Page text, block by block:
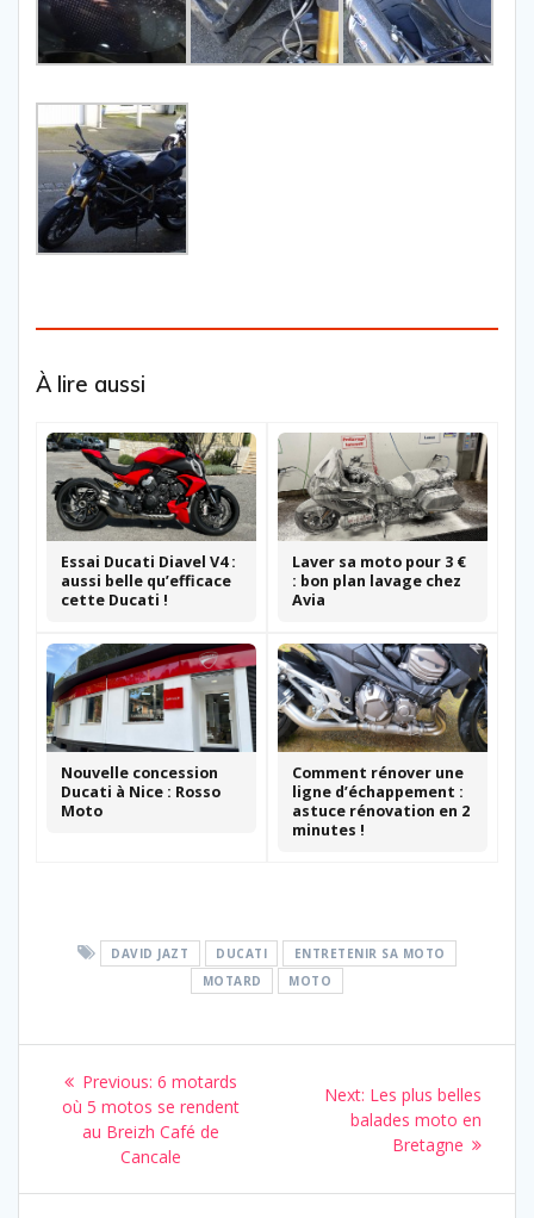
À lire aussi
Essai Ducati Diavel V4 :
aussi belle qu’efficace
cette Ducati !
Laver sa moto pour 3 €
: bon plan lavage chez
Avia
Nouvelle concession
Ducati à Nice : Rosso
Moto
Comment rénover une
ligne d’échappement :
astuce rénovation en 2
minutes !
DAVID JAZT DUCATI
ENTRETENIR SA MOTO
MOTARD
MOTO
Navigation
l’article
Previous: Previous
post:
6 motards
où 5 motos se rendent
au Breizh Café de
Cancale
Next: Next
post:
Les plus belles
balades moto en
Bretagne